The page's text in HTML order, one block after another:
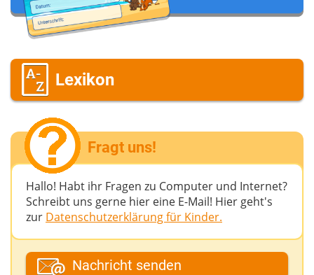
Lexikon
Fragt uns!
Hallo! Habt ihr Fragen zu Computer und Internet?
Schreibt uns gerne hier eine E-Mail! Hier geht's
zur Datenschutzerklärung für Kinder.
Dein Fantasiename
Nachricht senden